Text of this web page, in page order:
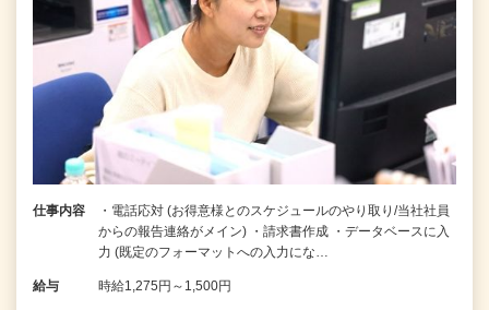
仕事内容
・電話応対 (お得意様とのスケジュールのやり取り/当社社員
からの報告連絡がメイン) ・請求書作成 ・データベースに入
力 (既定のフォーマットへの入力にな…
給与 時給1,275円～1,500円